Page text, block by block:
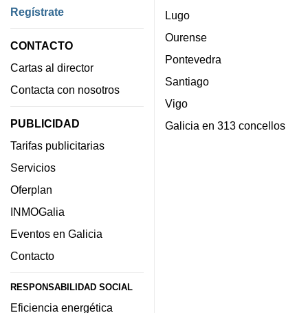
Regístrate
CONTACTO
Cartas al director
Contacta con nosotros
PUBLICIDAD
Tarifas publicitarias
Servicios
Oferplan
INMOGalia
Eventos en Galicia
Contacto
RESPONSABILIDAD SOCIAL
Eficiencia energética
Lugo
Ourense
Pontevedra
Santiago
Vigo
Galicia en 313 concellos